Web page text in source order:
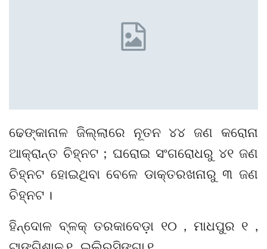
ଢେଙ୍କାନାଳ ଜିଲ୍ଲାରେ ନୂତନ ୪୪ ଜଣ କରୋନା
ଆକ୍ରାନ୍ତ ଚିହ୍ନଟ ; ଘରୋଇ ସଂଗରୋଧରୁ ୪୧ ଜଣ
ଚିହ୍ନଟ ହୋଇଥିବା ବେଳେ ଡାକ୍ତରଖନାରୁ ୩ ଜଣ
ଚିହ୍ନଟ ।
ହିନ୍ଦୋଳ ବ୍ଳକ୍ ତରକାବେଡ଼ା ୧୦ , ମାଧପୁର ୧ ,